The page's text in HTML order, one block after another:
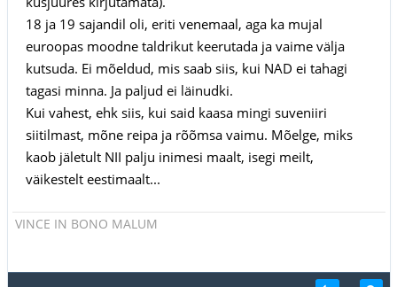
18 ja 19 sajandil oli, eriti venemaal, aga ka mujal
euroopas moodne taldrikut keerutada ja vaime välja
kutsuda. Ei mõeldud, mis saab siis, kui NAD ei tahagi
tagasi minna. Ja paljud ei läinudki.
Kui vahest, ehk siis, kui said kaasa mingi suveniiri
siitilmast, mõne reipa ja rõõmsa vaimu. Mõelge, miks
kaob jäletult NII palju inimesi maalt, isegi meilt,
väikestelt eestimaalt...
VINCE IN BONO MALUM